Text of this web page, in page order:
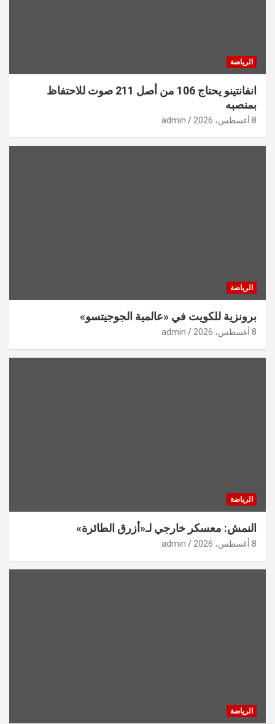
الرياضة
انفانتينو يحتاج 106 من أصل 211 صوت للاحتفاظ
بمنصبه
8 أغسطس، 2026 admin
الرياضة
برونزية للكويت في «عالمية الجوجيتسو»
8 أغسطس، 2026 admin
الرياضة
النمش: معسكر خارجي لـ«أزرق الطائرة»
8 أغسطس، 2026 admin
الرياضة